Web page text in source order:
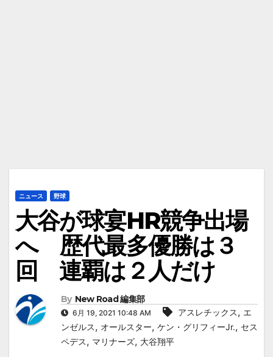
ニュース 野球
大谷が球宴HR競争出場
へ 歴代最多優勝は３
回 連覇は２人だけ
By New Road 編集部
6月 19, 2021 10:48 AM アスレチックス, エ
ンゼルス, オールスター, ケン・グリフィーJr., セス
ペデス, マリナーズ, 大谷翔平